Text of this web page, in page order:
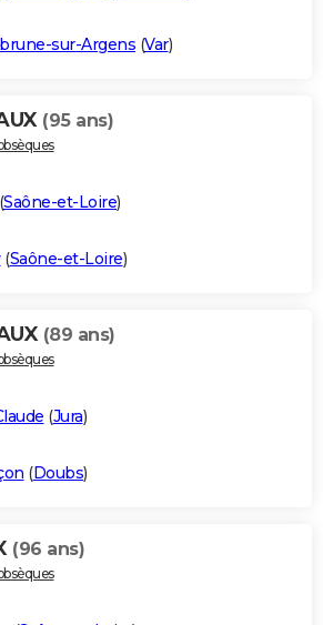
sur-Argens (Var)
(95 ans)
Saône-et-Loire)
(Saône-et-Loire)
(89 ans)
(Jura)
(Doubs)
(96 ans)